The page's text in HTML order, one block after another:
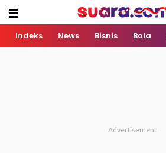
Indeks News Bisnis Bola